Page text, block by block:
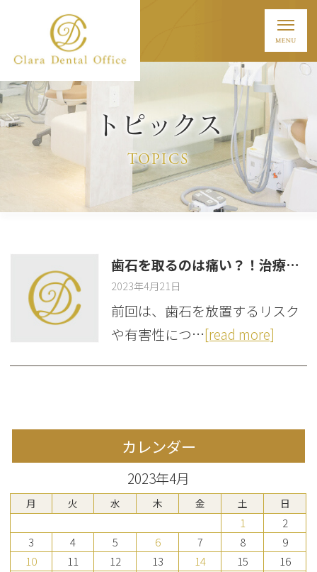
トピックス
TOPICS
歯石を取るのは痛い？！治療内容別の痛みを西葛西の歯科が解説
2023年4月21日
前回は、歯石を放置するリスク
や有害性につ…[read more]
カレンダー
2023年4月
月 火 水 木 金 土 日
1
2
3
4 5 6 7 8
9
10
11 12 13 14 15
16